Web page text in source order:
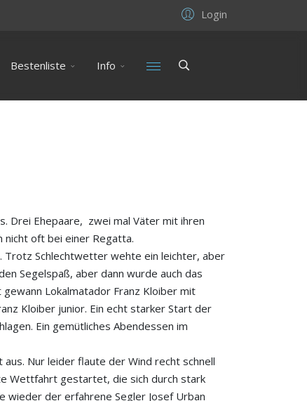
Login
Bestenliste Info
Drei Ehepaare, zwei mal Väter mit ihren
nicht oft bei einer Regatta.
Trotz Schlechtwetter wehte ein leichter, aber
Segelspaß, aber dann wurde auch das
Lokalmatador Franz Kloiber mit
Kloiber junior. Ein echt starker Start der
Ein gemütliches Abendessen im
Nur leider flaute der Wind recht schnell
Wettfahrt gestartet, die sich durch stark
wieder der erfahrene Segler Josef Urban